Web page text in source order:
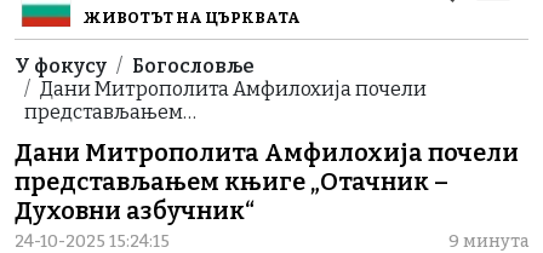
ЖИВОТЪТ НА ЦЪРКВАТА
Breadcrumb
У фокусу
Богословље
Дани Митрополита Амфилохија почели
представљањем…
Дани Митрополита Амфилохија почели
представљањем књиге „Отачник –
Духовни азбучник“
24-10-2025 15:24:15 9 минута